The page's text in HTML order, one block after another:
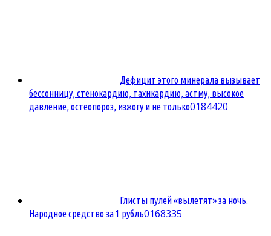
Дефицит этого минерала вызывает
бессонницу, стенокардию, тахикардию, астму, высокое
давление, остеопороз, изжогу и не только0184420
Глисты пулей «вылетят» за ночь.
Народное средство за 1 рубль0168335